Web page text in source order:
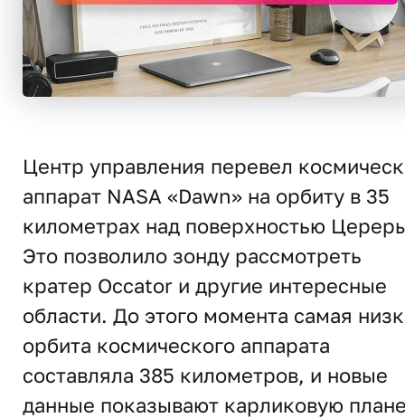
Центр управления перевел
аппарат NASA «Dawn» на орбиту в 35
километрах над поверхностью
Это позволило зонду рассмотреть
кратер Occator и другие интересные
области. До этого момента самая
орбита космического аппарата
составляла 385 километров, и новые
данные показывают карликовую